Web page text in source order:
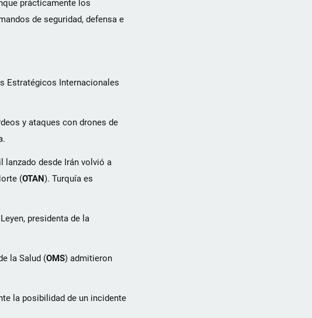
prácticamente los
de seguridad, defensa e
Estratégicos Internacionales
y ataques con drones de
lanzado desde Irán volvió a
(OTAN). Turquía es
presidenta de la
la Salud (OMS) admitieron
la posibilidad de un incidente